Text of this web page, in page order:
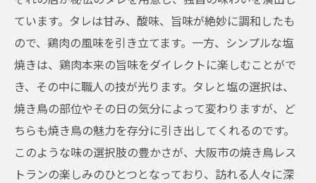
ています。タレは甘み、酸味、旨味が絶妙に調和したも
ので、鶏肉の風味を引き立てます。一方、シンプルな塩
焼きは、鶏肉本来の旨味をダイレクトに楽しむことがで
き、その中に職人の技が光ります。タレと塩の選択は、
焼き鳥の部位やその日の気分によって変わりますが、ど
ちらも焼き鳥の魅力を存分に引き出してくれるのです。
このような味の選択肢の豊かさが、大阪市の焼き鳥レス
トランの楽しみのひとつとなっており、訪れる人々に深